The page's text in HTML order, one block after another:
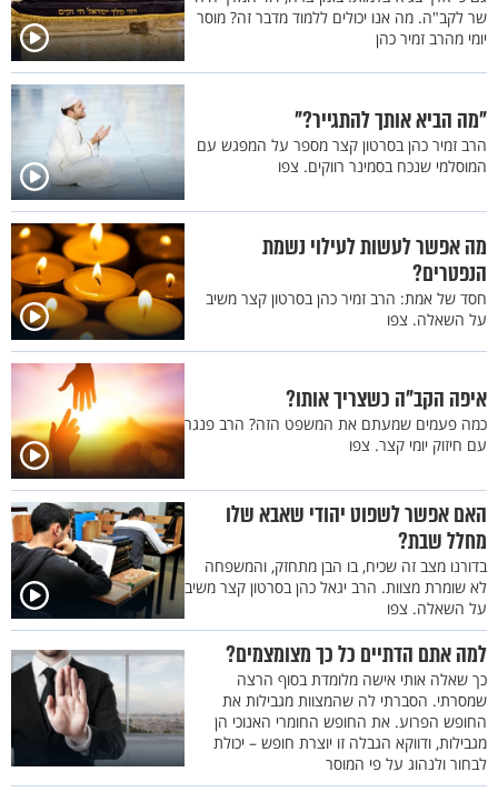
שר לקב"ה. מה אנו יכולים ללמוד מדבר זה? מוסר
יומי מהרב זמיר כהן
"מה הביא אותך להתגייר?"
הרב זמיר כהן בסרטון קצר מספר על המפגש עם
המוסלמי שנכח בסמינר רווקים. צפו
מה אפשר לעשות לעילוי נשמת
הנפטרים?
חסד של אמת: הרב זמיר כהן בסרטון קצר משיב
על השאלה. צפו
איפה הקב"ה כשצריך אותו?
כמה פעמים שמעתם את המשפט הזה? הרב פנגר
עם חיזוק יומי קצר. צפו
האם אפשר לשפוט יהודי שאבא שלו
מחלל שבת?
בדורנו מצב זה שכיח, בו הבן מתחזק, והמשפחה
לא שומרת מצוות. הרב יגאל כהן בסרטון קצר משיב
על השאלה. צפו
למה אתם הדתיים כל כך מצומצמים?
כך שאלה אותי אישה מלומדת בסוף הרצה
שמסרתי. הסברתי לה שהמצוות מגבילות את
החופש הפרוע. את החופש החומרי האנוכי הן
מגבילות, ודווקא הגבלה זו יוצרת חופש – יכולת
לבחור ולנהוג על פי המוסר